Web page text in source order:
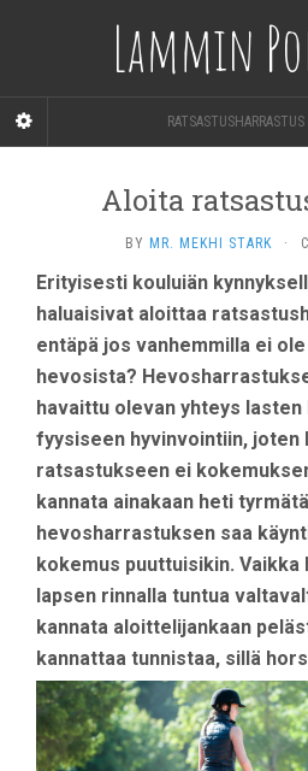
Lammin
Aloita
BY MR. MEKHI STARK ·
Erityisesti kouluiän
haluaisivat aloittaa
entäpä jos vanhemmilla ei
hevosista?
havaittu olevan yhteys lasten
fyysiseen hyvinvointiin, joten
ratsastukseen ei
kannata ainakaan heti
hevosharrastuksen saa
kokemus puuttuisikin.
lapsen rinnalla tuntua
kannata aloittelijankaan
kannattaa tunnistaa, sillä